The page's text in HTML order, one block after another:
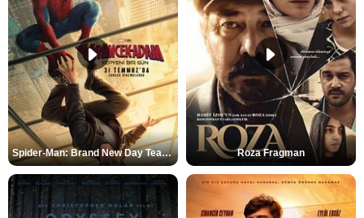
Spider-Man: Brand New Day Teaser Roza Fragman